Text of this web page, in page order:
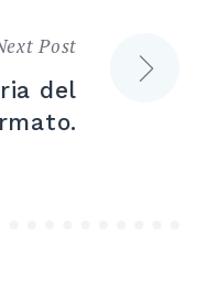
Post
del